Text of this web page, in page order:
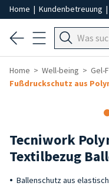
Home | Kundenbetreuung |
Home Well-being
Gel-
Fußdruckschutz aus
Tecniwork
Textilbezug
Ballenschutz aus